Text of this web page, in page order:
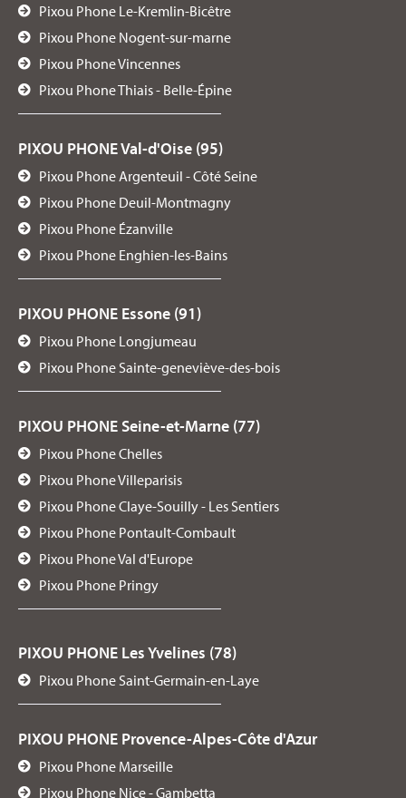
Pixou Phone Le-Kremlin-Bicêtre
Pixou Phone Nogent-sur-marne
Pixou Phone Vincennes
Pixou Phone Thiais - Belle-Épine
PIXOU PHONE Val-d'Oise (95)
Pixou Phone Argenteuil - Côté Seine
Pixou Phone Deuil-Montmagny
Pixou Phone Ézanville
Pixou Phone Enghien-les-Bains
PIXOU PHONE Essone (91)
Pixou Phone Longjumeau
Pixou Phone Sainte-geneviève-des-bois
PIXOU PHONE Seine-et-Marne (77)
Pixou Phone Chelles
Pixou Phone Villeparisis
Pixou Phone Claye-Souilly - Les Sentiers
Pixou Phone Pontault-Combault
Pixou Phone Val d'Europe
Pixou Phone Pringy
PIXOU PHONE Les Yvelines (78)
Pixou Phone Saint-Germain-en-Laye
PIXOU PHONE Provence-Alpes-Côte d'Azur
Pixou Phone Marseille
Pixou Phone Nice - Gambetta